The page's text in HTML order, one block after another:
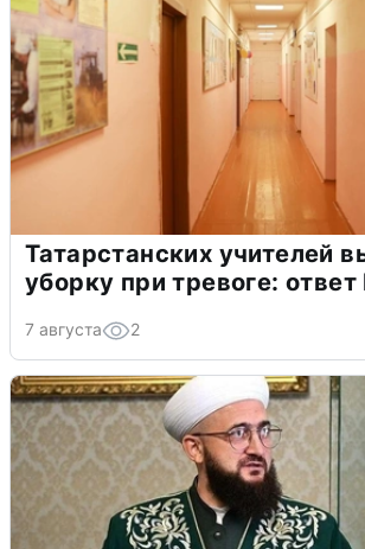
Татарстанских учителей
уборку при тревоге:
7 августа 2